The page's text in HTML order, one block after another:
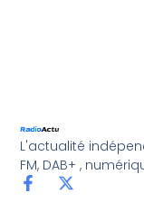
L'actualité
FM, DAB+ ,